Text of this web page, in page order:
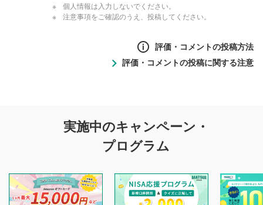
個人情報は入力しないでください。
注意事項をご確認のうえ、投稿してください。
評価・コメントの投稿方法
評価・コメントの投稿に関する注意
投稿に関する注意
を目的として、各動画コンテンツに、評価およびコメントの
投稿ができます。利用者は以下の注意事項をご理解のうえ、
閲覧および投稿を行うものとしてください。
実施中のキャンペーン・
プログラム